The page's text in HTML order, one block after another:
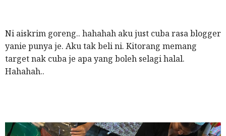
Ni aiskrim goreng.. hahahah aku just cuba rasa blogger
yanie punya je. Aku tak beli ni. Kitorang memang
target nak cuba je apa yang boleh selagi halal.
Hahahah..